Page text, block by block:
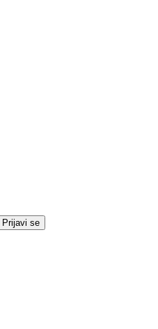
Prijavi se